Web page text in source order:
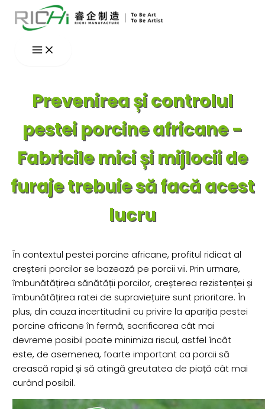
Skip
Prevenirea și controlul
pestei porcine africane -
Fabricile mici și mijlocii de
furaje trebuie să facă acest
lucru
În contextul pestei porcine africane, profitul ridicat al
creșterii porcilor se bazează pe porcii vii. Prin urmare,
îmbunătățirea sănătății porcilor, creșterea rezistenței și
îmbunătățirea ratei de supraviețuire sunt prioritare. În
plus, din cauza incertitudinii cu privire la apariția pestei
porcine africane în fermă, sacrificarea cât mai
devreme posibil poate minimiza riscul, astfel încât
este, de asemenea, foarte important ca porcii să
crească rapid și să atingă greutatea de piață cât mai
curând posibil.